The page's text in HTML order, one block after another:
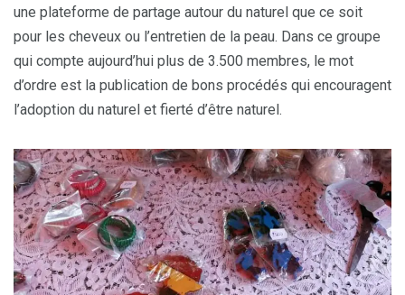
une plateforme de partage autour du naturel que ce soit
pour les cheveux ou l’entretien de la peau. Dans ce groupe
qui compte aujourd’hui plus de 3.500 membres, le mot
d’ordre est la publication de bons procédés qui encouragent
l’adoption du naturel et fierté d’être naturel.